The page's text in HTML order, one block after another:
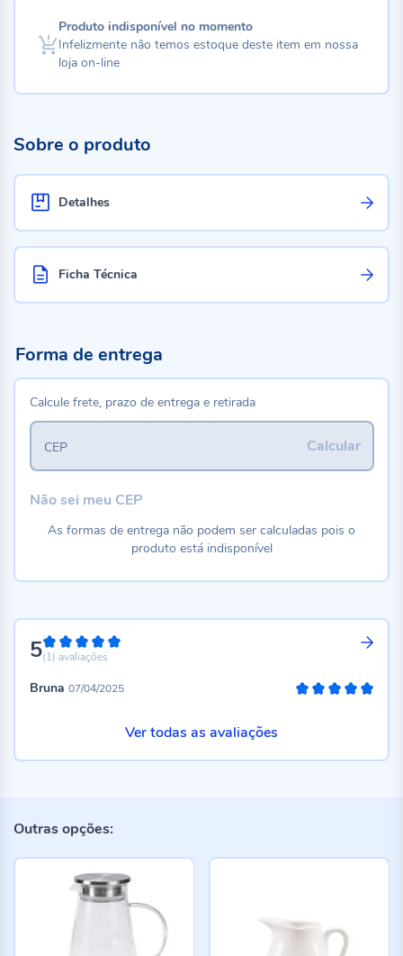
Produto indisponível no momento
Infelizmente não temos estoque deste item em nossa
loja on-line
Sobre o produto
Detalhes
Ficha Técnica
5100%
(1) avaliações
Bruna 07/04/2025
Ver todas as avaliações
Forma de entrega
Calcule frete, prazo de entrega e retirada
Calcular
CEP
Não sei meu CEP
As formas de entrega não podem ser calculadas pois o
produto está indisponível
Outras opções: